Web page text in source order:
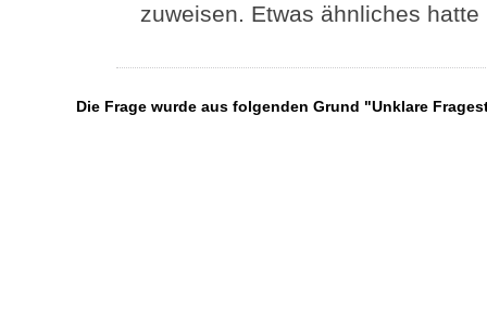
zuweisen. Etwas ähnliches
Die Frage wurde aus folgenden Grund "Unklare